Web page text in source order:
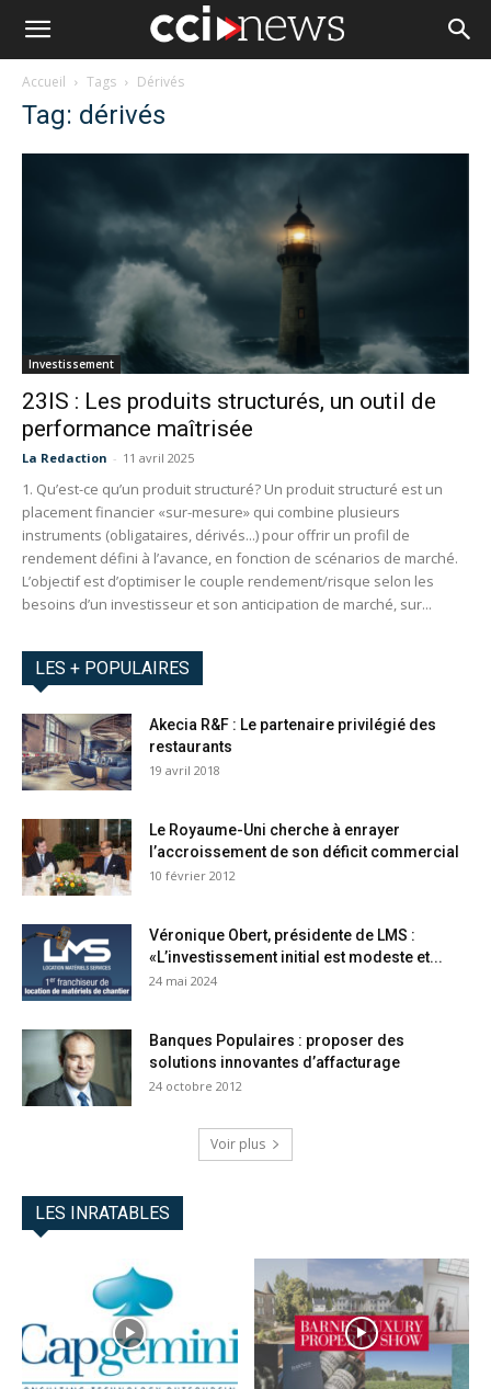
Accueil Tags Dérivés
Tag: dérivés
Investissement
23IS : Les produits structurés, un outil de
performance maîtrisée
La Redaction - 11 avril 2025
1. Qu’est-ce qu’un produit structuré? Un produit structuré est un
placement financier «sur-mesure» qui combine plusieurs
instruments (obligataires, dérivés...) pour offrir un profil de
rendement défini à l’avance, en fonction de scénarios de marché.
L’objectif est d’optimiser le couple rendement/risque selon les
besoins d’un investisseur et son anticipation de marché, sur...
LES + POPULAIRES
Akecia R&F : Le partenaire privilégié des
restaurants
19 avril 2018
Le Royaume-Uni cherche à enrayer
l’accroissement de son déficit commercial
10 février 2012
Véronique Obert, présidente de LMS :
«L’investissement initial est modeste et...
24 mai 2024
Banques Populaires : proposer des
solutions innovantes d’affacturage
24 octobre 2012
Voir plus
LES INRATABLES